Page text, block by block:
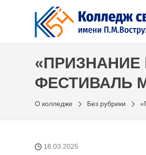
содержимому
ФЕСТИВАЛЬ
О колледже Без рубрики
18.03.2025